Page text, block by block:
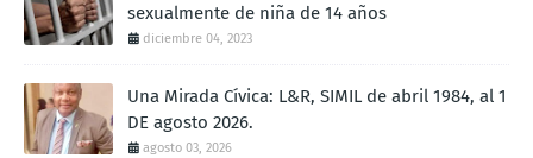
sexualmente de niña de 14 años
diciembre 04, 2023
Una Mirada Cívica: L&R, SIMIL de abril 1984, al 1
DE agosto 2026.
agosto 03, 2026